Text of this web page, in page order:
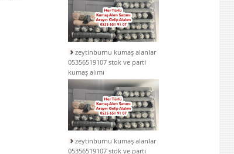
zeytinburnu kumaş alanlar
05356519107 stok ve parti
kumaş alımı
zeytinburnu kumaş alanlar
05356519107 stok ve parti